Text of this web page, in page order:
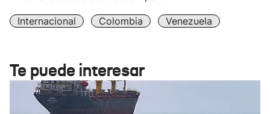
Internacional Colombia Venezuela
Te puede interesar